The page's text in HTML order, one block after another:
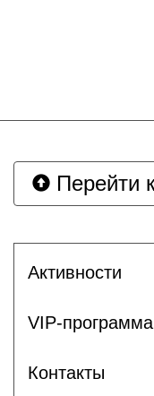
Перейти
Активности
VIP-программа
Контакты